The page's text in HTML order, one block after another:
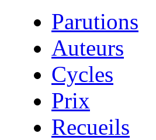
Parutions
Auteurs
Cycles
Prix
Recueils